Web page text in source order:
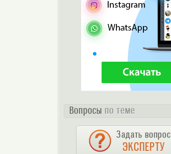
Вопросы по теме
Задать вопрос
ЭКСПЕРТУ